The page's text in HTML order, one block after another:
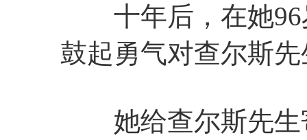
十年后，在她96
鼓起勇气对查尔斯
她给查尔斯先生